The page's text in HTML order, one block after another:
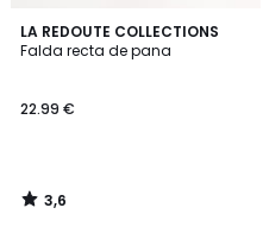
LA REDOUTE COLLECTIONS
Falda recta de pana
22.99 €
3,6
/ 5
3,6
/